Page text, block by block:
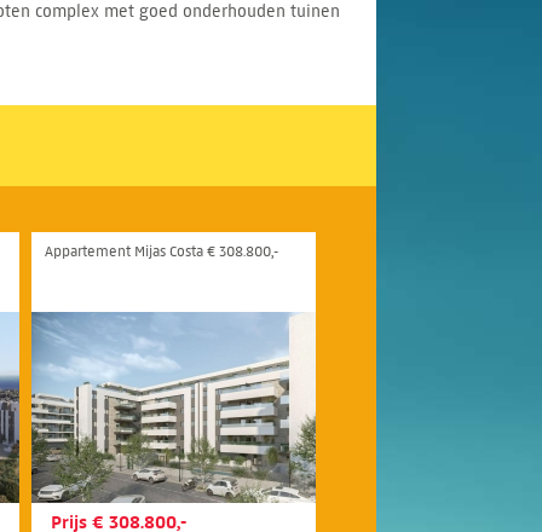
complex met goed onderhouden tuinen
Appartement Mijas Costa € 308.800,-
Prijs € 308.800,-